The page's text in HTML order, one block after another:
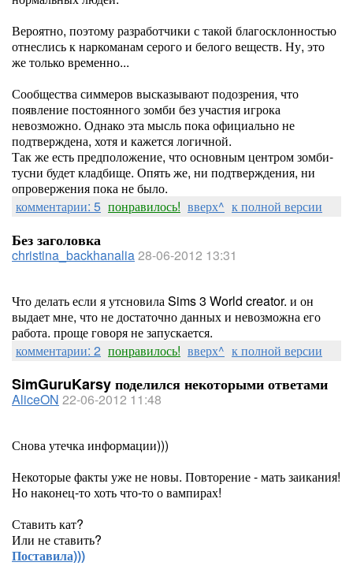
Вероятно, поэтому разработчики с такой благосклонностью
отнеслись к наркоманам серого и белого веществ. Ну, это
же только временно...
Сообщества симмеров высказывают подозрения, что
появление постоянного зомби без участия игрока
невозможно. Однако эта мысль пока официально не
подтверждена, хотя и кажется логичной.
Так же есть предположение, что основным центром зомби-
тусни будет кладбище. Опять же, ни подтверждения, ни
опровержения пока не было.
комментарии: 5 понравилось! вверх^ к полной версии
Без заголовка
christina_backhanalia28-06-2012 13:31
Что делать если я утсновила Sims 3 World creator. и он
выдает мне, что не достаточно данных и невозможна его
работа. проще говоря не запускается.
комментарии: 2 понравилось! вверх^ к полной версии
SimGuruKarsy поделился некоторыми ответами
AliceON 22-06-2012 11:48
Снова утечка информации)))
Некоторые факты уже не новы. Повторение - мать заикания!
Но наконец-то хоть что-то о вампирах!
Ставить кат?
Или не ставить?
Поставила)))